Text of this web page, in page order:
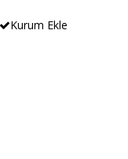
Kurum Ekle